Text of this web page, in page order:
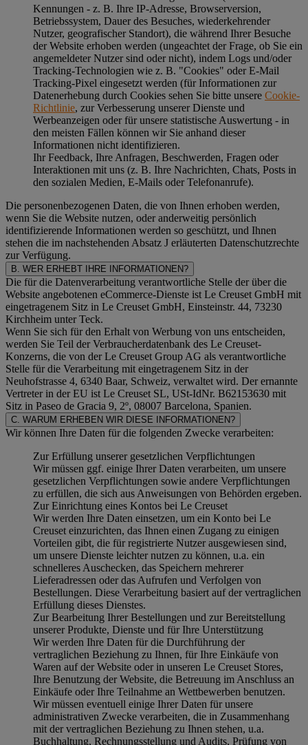
Kennungen - z. B. Ihre IP-Adresse, Browserversion,
Betriebssystem, Dauer des Besuches, wiederkehrender
Nutzer, geografischer Standort), die während Ihrer Besuche
der Website erhoben werden (ungeachtet der Frage, ob Sie ein
angemeldeter Nutzer sind oder nicht), indem Logs und/oder
Tracking-Technologien wie z. B. "Cookies" oder E-Mail
Tracking-Pixel eingesetzt werden (für Informationen zur
Datenerhebung durch Cookies sehen Sie bitte unsere Cookie-
Richtlinie, zur Verbesserung unserer Dienste und
Werbeanzeigen oder für unsere statistische Auswertung - in
den meisten Fällen können wir Sie anhand dieser
Informationen nicht identifizieren.
Ihr Feedback, Ihre Anfragen, Beschwerden, Fragen oder
Interaktionen mit uns (z. B. Ihre Nachrichten, Chats, Posts in
den sozialen Medien, E-Mails oder Telefonanrufe).
Die personenbezogenen Daten, die von Ihnen erhoben werden,
wenn Sie die Website nutzen, oder anderweitig persönlich
identifizierende Informationen werden so geschützt, und Ihnen
stehen die im nachstehenden Absatz J erläuterten Datenschutzrechte
zur Verfügung.
B. WER ERHEBT IHRE INFORMATIONEN?
Die für die Datenverarbeitung verantwortliche Stelle der über die
Website angebotenen eCommerce-Dienste ist Le Creuset GmbH mit
eingetragenem Sitz in Le Creuset GmbH, Einsteinstr. 44, 73230
Kirchheim unter Teck.
Wenn Sie sich für den Erhalt von Werbung von uns entscheiden,
werden Sie Teil der Verbraucherdatenbank des Le Creuset-
Konzerns, die von der Le Creuset Group AG als verantwortliche
Stelle für die Verarbeitung mit eingetragenem Sitz in der
Neuhofstrasse 4, 6340 Baar, Schweiz, verwaltet wird. Der ernannte
Vertreter in der EU ist Le Creuset SL, USt-IdNr. B62153630 mit
Sitz in Paseo de Gracia 9, 2º, 08007 Barcelona, Spanien.
C. WARUM ERHEBEN WIR DIESE INFORMATIONEN?
Wir können Ihre Daten für die folgenden Zwecke verarbeiten:
Zur Erfüllung unserer gesetzlichen Verpflichtungen
Wir müssen ggf. einige Ihrer Daten verarbeiten, um unsere
gesetzlichen Verpflichtungen sowie andere Verpflichtungen
zu erfüllen, die sich aus Anweisungen von Behörden ergeben.
Zur Einrichtung eines Kontos bei Le Creuset
Wir werden Ihre Daten einsetzen, um ein Konto bei Le
Creuset einzurichten, das Ihnen einen Zugang zu einigen
Vorteilen gibt, die für registrierte Nutzer ausgewiesen sind,
um unsere Dienste leichter nutzen zu können, u.a. ein
schnelleres Auschecken, das Speichern mehrerer
Lieferadressen oder das Aufrufen und Verfolgen von
Bestellungen. Diese Verarbeitung basiert auf der vertraglichen
Erfüllung dieses Dienstes.
Zur Bearbeitung Ihrer Bestellungen und zur Bereitstellung
unserer Produkte, Dienste und für Ihre Unterstützung
Wir werden Ihre Daten für die Durchführung der
vertraglichen Beziehung zu Ihnen, für Ihre Einkäufe von
Waren auf der Website oder in unseren Le Creuset Stores,
Ihre Benutzung der Website, die Betreuung im Anschluss an
Einkäufe oder Ihre Teilnahme an Wettbewerben benutzen.
Wir müssen eventuell einige Ihrer Daten für unsere
administrativen Zwecke verarbeiten, die in Zusammenhang
mit der vertraglichen Beziehung zu Ihnen stehen, u.a.
Buchhaltung, Rechnungsstellung und Audits, Prüfung von